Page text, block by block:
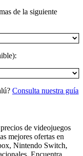
de la siguiente
Consulta nuestra guía
de videojuegos
mejores ofertas en
Nintendo Switch,
Encuentra